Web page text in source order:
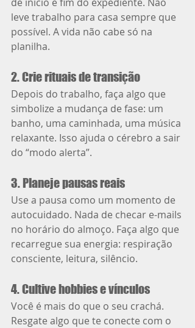
leve trabalho para casa sempre que
possível. A vida não cabe só na
planilha.
2. Crie rituais de transição
Depois do trabalho, faça algo que
simbolize a mudança de fase: um
banho, uma caminhada, uma música
relaxante. Isso ajuda o cérebro a sair
do “modo alerta”.
3. Planeje pausas reais
Use a pausa como um momento de
autocuidado. Nada de checar e-mails
no horário do almoço. Faça algo que
recarregue sua energia: respiração
consciente, leitura, silêncio.
4. Cultive hobbies e vínculos
Você é mais do que o seu crachá.
Resgate algo que te conecte com o